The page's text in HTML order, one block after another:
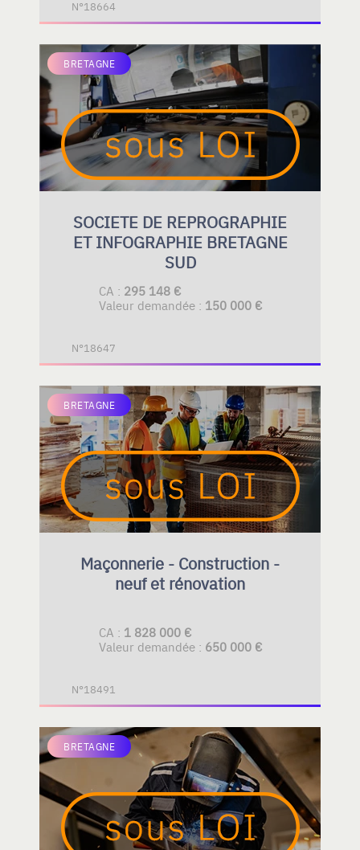
N°18664
BRETAGNE
SOCIETE DE REPROGRAPHIE
ET INFOGRAPHIE BRETAGNE
SUD
CA : 295 148 €
Valeur demandée : 150 000 €
N°18647
BRETAGNE
Maçonnerie - Construction -
neuf et rénovation
CA : 1 828 000 €
Valeur demandée : 650 000 €
N°18491
BRETAGNE